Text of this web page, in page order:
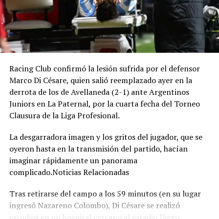
Racing Club confirmó la lesión sufrida por el defensor
Marco Di Césare, quien salió reemplazado ayer en la
derrota de los de Avellaneda (2-1) ante Argentinos
Juniors en La Paternal, por la cuarta fecha del Torneo
Clausura de la Liga Profesional.
La desgarradora imagen y los gritos del jugador, que se
oyeron hasta en la transmisión del partido, hacían
imaginar rápidamente un panorama
complicado.Noticias Relacionadas
Tras retirarse del campo a los 59 minutos (en su lugar
ingresó Nazareno Colombo), Di Césare se realizó